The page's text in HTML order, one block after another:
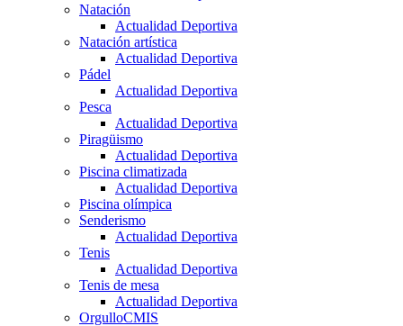
Natación
Actualidad Deportiva
Natación artística
Actualidad Deportiva
Pádel
Actualidad Deportiva
Pesca
Actualidad Deportiva
Piragüismo
Actualidad Deportiva
Piscina climatizada
Actualidad Deportiva
Piscina olímpica
Senderismo
Actualidad Deportiva
Tenis
Actualidad Deportiva
Tenis de mesa
Actualidad Deportiva
OrgulloCMIS